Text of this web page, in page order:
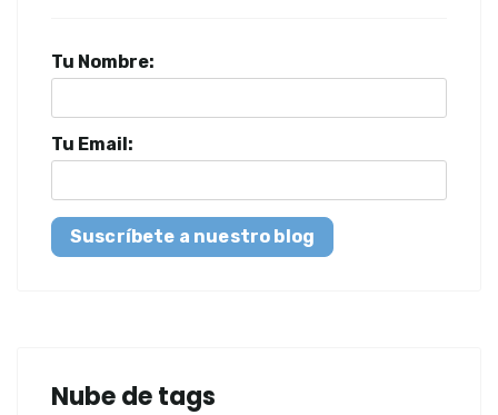
Tu Nombre:
Tu Email:
Suscríbete a nuestro blog
Nube de tags